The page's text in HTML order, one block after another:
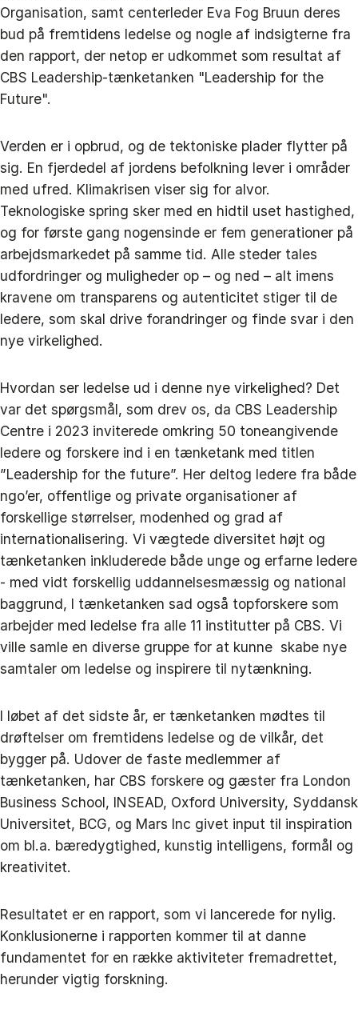
Organisation, samt centerleder Eva Fog Bruun deres
bud på fremtidens ledelse og nogle af indsigterne fra
den rapport, der netop er udkommet som resultat af
CBS Leadership-tænketanken "Leadership for the
Future".
Verden er i opbrud, og de tektoniske plader flytter på
sig. En fjerdedel af jordens befolkning lever i områder
med ufred. Klimakrisen viser sig for alvor.
Teknologiske spring sker med en hidtil uset hastighed,
og for første gang nogensinde er fem generationer på
arbejdsmarkedet på samme tid. Alle steder tales
udfordringer og muligheder op – og ned – alt imens
kravene om transparens og autenticitet stiger til de
ledere, som skal drive forandringer og finde svar i den
nye virkelighed.
Hvordan ser ledelse ud i denne nye virkelighed? Det
var det spørgsmål, som drev os, da CBS Leadership
Centre i 2023 inviterede omkring 50 toneangivende
ledere og forskere ind i en tænketank med titlen
”Leadership for the future”. Her deltog ledere fra både
ngo’er, offentlige og private organisationer af
forskellige størrelser, modenhed og grad af
internationalisering. Vi vægtede diversitet højt og
tænketanken inkluderede både unge og erfarne ledere
- med vidt forskellig uddannelsesmæssig og national
baggrund, I tænketanken sad også topforskere som
arbejder med ledelse fra alle 11 institutter på CBS. Vi
ville samle en diverse gruppe for at kunne skabe nye
samtaler om ledelse og inspirere til nytænkning.
I løbet af det sidste år, er tænketanken mødtes til
drøftelser om fremtidens ledelse og de vilkår, det
bygger på. Udover de faste medlemmer af
tænketanken, har CBS forskere og gæster fra London
Business School, INSEAD, Oxford University, Syddansk
Universitet, BCG, og Mars Inc givet input til inspiration
om bl.a. bæredygtighed, kunstig intelligens, formål og
kreativitet.
Resultatet er en rapport, som vi lancerede for nylig.
Konklusionerne i rapporten kommer til at danne
fundamentet for en række aktiviteter fremadrettet,
herunder vigtig forskning.